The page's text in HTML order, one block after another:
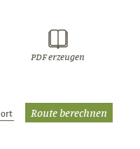
PDF erzeugen